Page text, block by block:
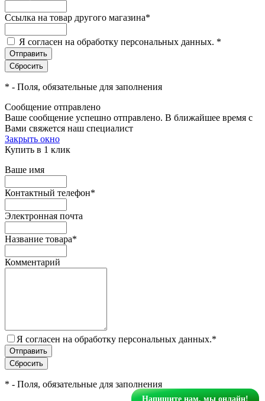
Ссылка на товар другого магазина*
Я согласен на обработку персональных данных. *
* - Поля, обязательные для заполнения
Сообщение отправлено
Ваше сообщение успешно отправлено. В ближайшее время с
Вами свяжется наш специалист
Закрыть окно
Купить в 1 клик
Ваше имя
Контактный телефон*
Электронная почта
Название товара*
Комментарий
Я согласен на обработку персональных данных.*
* - Поля, обязательные для заполнения
Напишите нам, мы онлайн!